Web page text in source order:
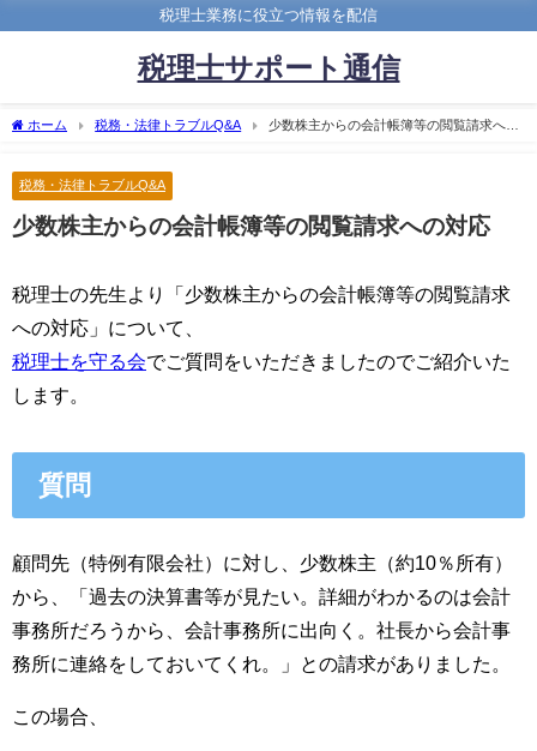
税理士業務に役立つ情報を配信
税理士サポート通信
ホーム 税務・法律トラブルQ&A
少数株主からの会計帳簿等の閲覧請求への
税務・法律トラブルQ&A
少数株主からの会計帳簿等の閲覧請求への対応
税理士の先生より「少数株主からの会計帳簿等の閲覧請求
への対応」について、
税理士を守る会でご質問をいただきましたのでご紹介いた
します。
質問
顧問先（特例有限会社）に対し、少数株主（約10％所有）
から、「過去の決算書等が見たい。詳細がわかるのは会計
事務所だろうから、会計事務所に出向く。社長から会計事
務所に連絡をしておいてくれ。」との請求がありました。
この場合、